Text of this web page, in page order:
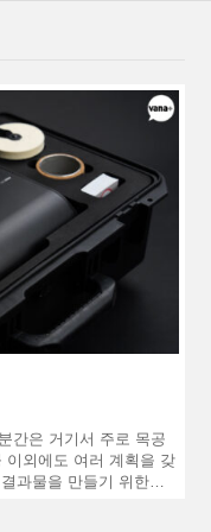
간은 거기서 주로 목공
이외에도 여러 계획을 갖
과물을 만들기 위한…